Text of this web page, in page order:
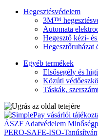
Hegesztésvédelem
3M™
Automata
Hegesztő kézi-
Hegesztőruházat
Egyéb termékek
Elsősegély és
Közúti
Táskák,
ÁSZF Adatvédelem
PERO-SAFE-ISO-